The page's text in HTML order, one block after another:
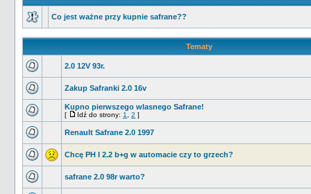
Co jest ważne przy kupnie safrane??
Tematy
2.0 12V 93r.
Zakup Safranki 2.0 16v
Kupno pierwszego wlasnego Safrane!
[ Idź do strony: 1 2 ]
Renault Safrane 2.0 1997
Chcę PH I 2.2 b+g w automacie czy to grzech?
safrane 2.0 98r warto?